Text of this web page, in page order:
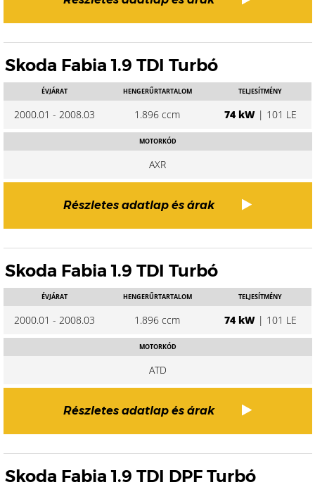
Skoda Fabia 1.9 TDI Turbó
ÉVJÁRAT
2000.01 - 2008.03
HENGERŰRTARTALOM
1.896 ccm
TELJESÍTMÉNY
74 kW| 101 LE
MOTORKÓD
AXR
Részletes adatlap és árak
Skoda Fabia 1.9 TDI Turbó
ÉVJÁRAT
2000.01 - 2008.03
HENGERŰRTARTALOM
1.896 ccm
TELJESÍTMÉNY
74 kW| 101 LE
MOTORKÓD
ATD
Részletes adatlap és árak
Skoda Fabia 1.9 TDI DPF Turbó